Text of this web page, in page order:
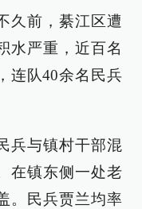
久前，綦江区遭
水严重，近百名
连队40余名民兵
兵与镇村干部混
在镇东侧一处老
。民兵贾兰均率